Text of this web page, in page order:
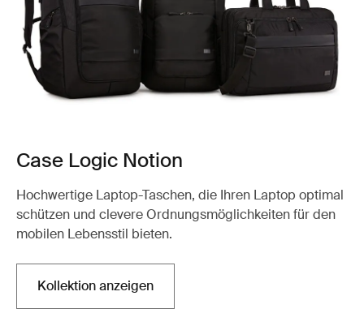
Case Logic Notion
Hochwertige Laptop-Taschen, die Ihren Laptop optimal
schützen und clevere Ordnungsmöglichkeiten für den
mobilen Lebensstil bieten.
Kollektion anzeigen